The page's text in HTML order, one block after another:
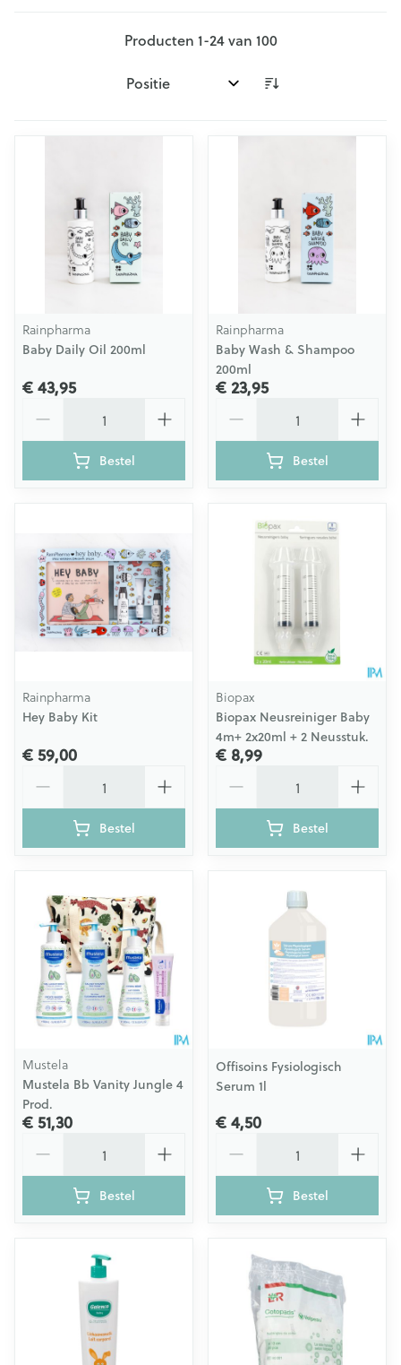
Producten 1-24van 100
Sorteer op:
Rainpharma
Baby Daily Oil 200ml
€ 43,95
Bestel
Rainpharma
Baby Wash & Shampoo
200ml
€ 23,95
Bestel
Rainpharma
Hey Baby Kit
€ 59,00
Bestel
Biopax
Biopax Neusreiniger Baby
4m+ 2x20ml + 2 Neusstuk.
€ 8,99
Bestel
Mustela
Mustela Bb Vanity Jungle 4
Prod.
€ 51,30
Bestel
Offisoins Fysiologisch
Serum 1l
€ 4,50
Bestel